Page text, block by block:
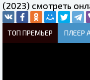
(2023) смотреть
ТОП ПРЕМЬЕР ПЛЕЕР